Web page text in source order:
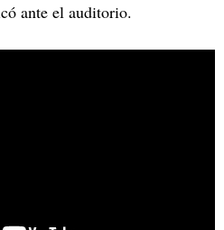
ante el auditorio.